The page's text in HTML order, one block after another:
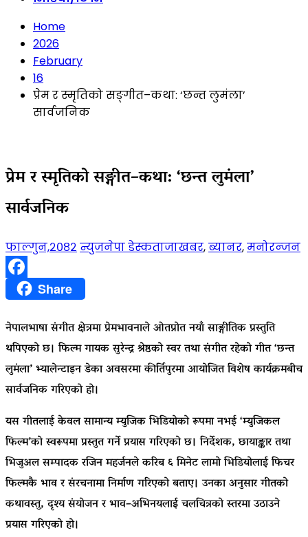
Home
2026
February
16
प्रेम र स्मृतिको सङ्गीत–कथा: ‘छन्त लुमंला’
सार्वजनिक
प्रेम र स्मृतिको सङ्गीत–कथा: ‘छन्त लुमंला’
सार्वजनिक
फाल्गुन,२०८२ न्युजनेपा डेस्कताजाखबर,ब्यानर,मनोरन्जन
FacebookShare
नेपालभाषा संगीत क्षेत्रमा प्रेमभावनाले ओतप्रोत नयाँ साङ्गीतिक प्रस्तुति
थपिएको छ। फिल्म गायकसुरेन्द्र श्रेष्ठको स्वर तथा संगीत रहेको गीत ‘छन्त
लुमंला’ भ्यालेन्टाइन डेका अवसरमा कीर्तिपुरमा आयोजित विशेष कार्यक्रमबीच
सार्वजनिक गरिएको हो।
यस गीतलाई केवल सामान्य म्युजिक भिडियोको रूपमा नभई ‘म्युजिकल
फिल्म’को स्वरूपमा प्रस्तुत गर्ने प्रयास गरिएको छ। निर्देशक, छायाङ्कार तथा
भिजुअल सम्पादकरजिन महर्जनले करिब ६ मिनेट लामो भिडियोलाई फिचर
फिल्मकै भाव र संरचनामा निर्माण गरिएको बताए। उनका अनुसार गीतको
कथावस्तु, दृश्य संयोजन र भाव–अभिनयलाई चलचित्रको स्तरमा उठाउने
प्रयास गरिएको हो।